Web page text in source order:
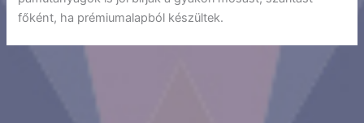
főként, ha prémiumalapból készültek.